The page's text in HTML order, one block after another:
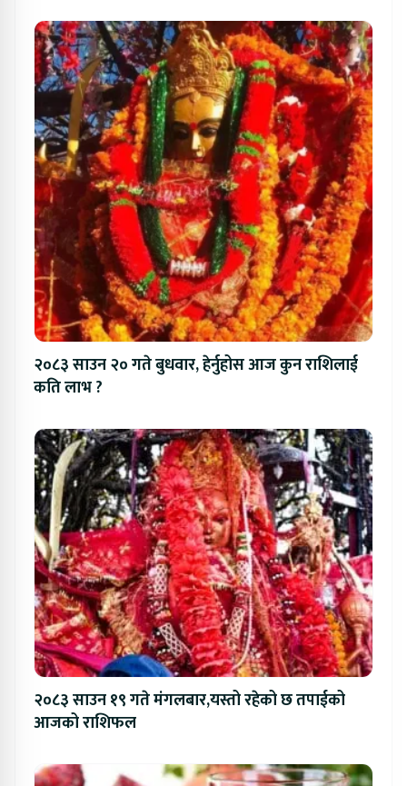
२०८३ साउन २० गते बुधवार, हेर्नुहोस आज कुन राशिलाई
कति लाभ ?
२०८३ साउन १९ गते मंगलबार,यस्तो रहेको छ तपाईको
आजको राशिफल